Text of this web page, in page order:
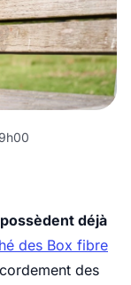
déjà
des Box fibre
des